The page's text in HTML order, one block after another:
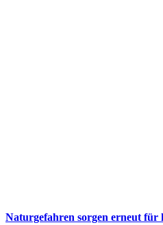
Naturgefahren sorgen erneut für